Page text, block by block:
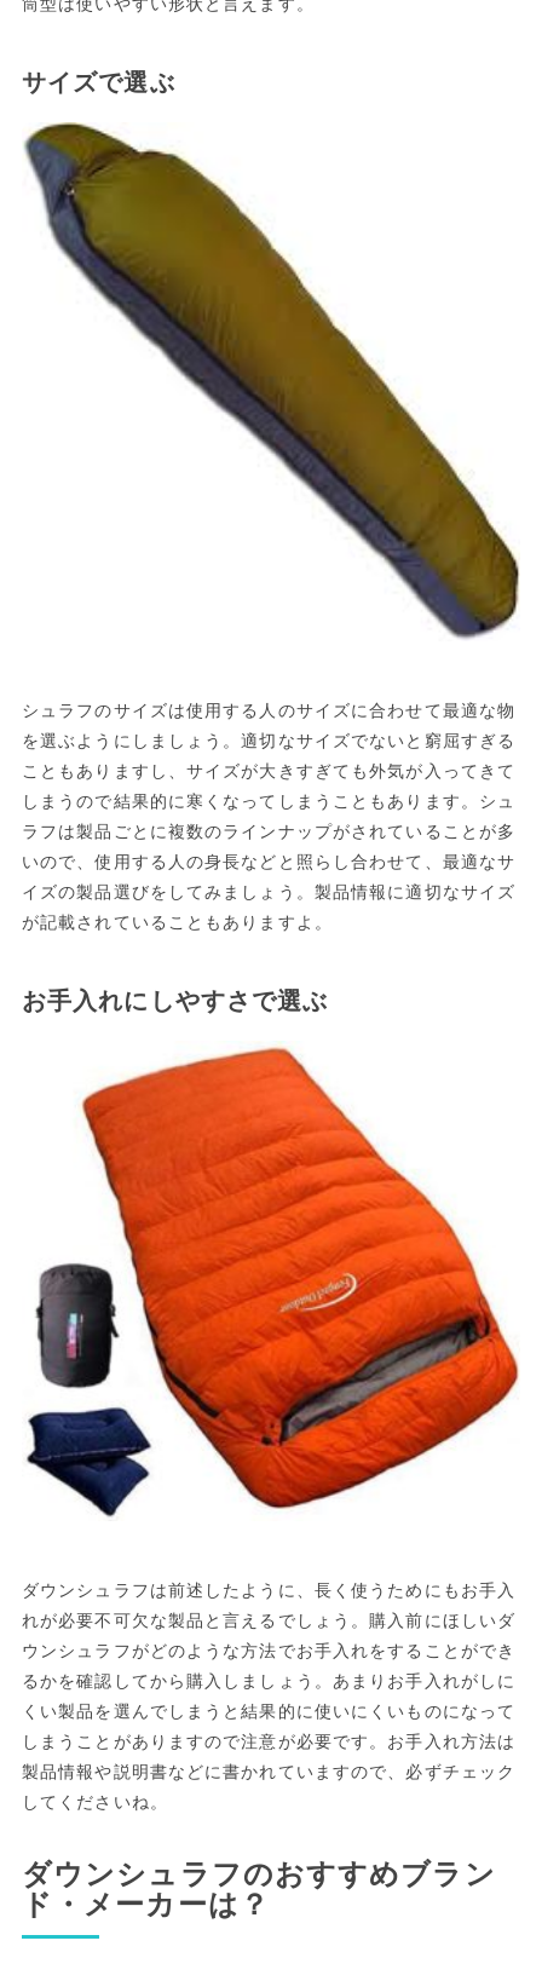
筒型は使いやすい形状と言えます。
サイズで選ぶ
シュラフのサイズは使用する人のサイズに合わせて最適な物
を選ぶようにしましょう。適切なサイズでないと窮屈すぎる
こともありますし、サイズが大きすぎても外気が入ってきて
しまうので結果的に寒くなってしまうこともあります。シュ
ラフは製品ごとに複数のラインナップがされていることが多
いので、使用する人の身長などと照らし合わせて、最適なサ
イズの製品選びをしてみましょう。製品情報に適切なサイズ
が記載されていることもありますよ。
お手入れにしやすさで選ぶ
ダウンシュラフは前述したように、長く使うためにもお手入
れが必要不可欠な製品と言えるでしょう。購入前にほしいダ
ウンシュラフがどのような方法でお手入れをすることができ
るかを確認してから購入しましょう。あまりお手入れがしに
くい製品を選んでしまうと結果的に使いにくいものになって
しまうことがありますので注意が必要です。お手入れ方法は
製品情報や説明書などに書かれていますので、必ずチェック
してくださいね。
ダウンシュラフのおすすめブラン
ド・メーカーは？